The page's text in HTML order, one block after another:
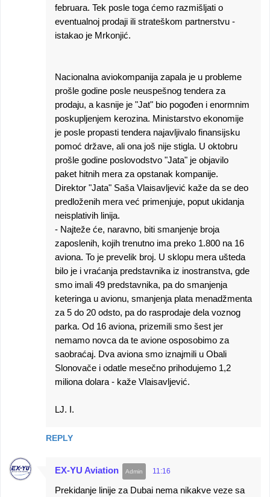
februara. Tek posle toga ćemo razmišljati o
eventualnoj prodaji ili strateškom partnerstvu -
istakao je Mrkonjić.
Nacionalna aviokompanija zapala je u probleme
prošle godine posle neuspešnog tendera za
prodaju, a kasnije je "Jat" bio pogođen i enormnim
poskupljenjem kerozina. Ministarstvo ekonomije
je posle propasti tendera najavljivalo finansijsku
pomoć države, ali ona još nije stigla. U oktobru
prošle godine poslovodstvo "Jata" je objavilo
paket hitnih mera za opstanak kompanije.
Direktor "Jata" Saša Vlaisavljević kaže da se deo
predloženih mera već primenjuje, poput ukidanja
neisplativih linija.
- Najteže će, naravno, biti smanjenje broja
zaposlenih, kojih trenutno ima preko 1.800 na 16
aviona. To je prevelik broj. U sklopu mera ušteda
bilo je i vraćanja predstavnika iz inostranstva, gde
smo imali 49 predstavnika, pa do smanjenja
keteringa u avionu, smanjenja plata menadžmenta
za 5 do 20 odsto, pa do rasprodaje dela voznog
parka. Od 16 aviona, prizemili smo šest jer
nemamo novca da te avione osposobimo za
saobraćaj. Dva aviona smo iznajmili u Obali
Slonovače i odatle mesečno prihodujemo 1,2
miliona dolara - kaže Vlaisavljević.
LJ. I.
REPLY
EX-YU Aviation 11:16
Prekidanje linije za Dubai nema nikakve veze sa